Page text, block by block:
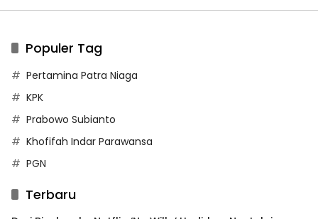
Populer Tag
Pertamina Patra Niaga
KPK
Prabowo Subianto
Khofifah Indar Parawansa
PGN
Terbaru